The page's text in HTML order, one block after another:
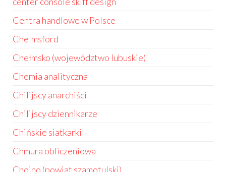
Centra handlowe w Polsce
Chelmsford
Chełmsko (województwo lubuskie)
Chemia analityczna
Chilijscy anarchiści
Chilijscy dziennikarze
Chińskie siatkarki
Chmura obliczeniowa
Chojno (powiat szamotulski)